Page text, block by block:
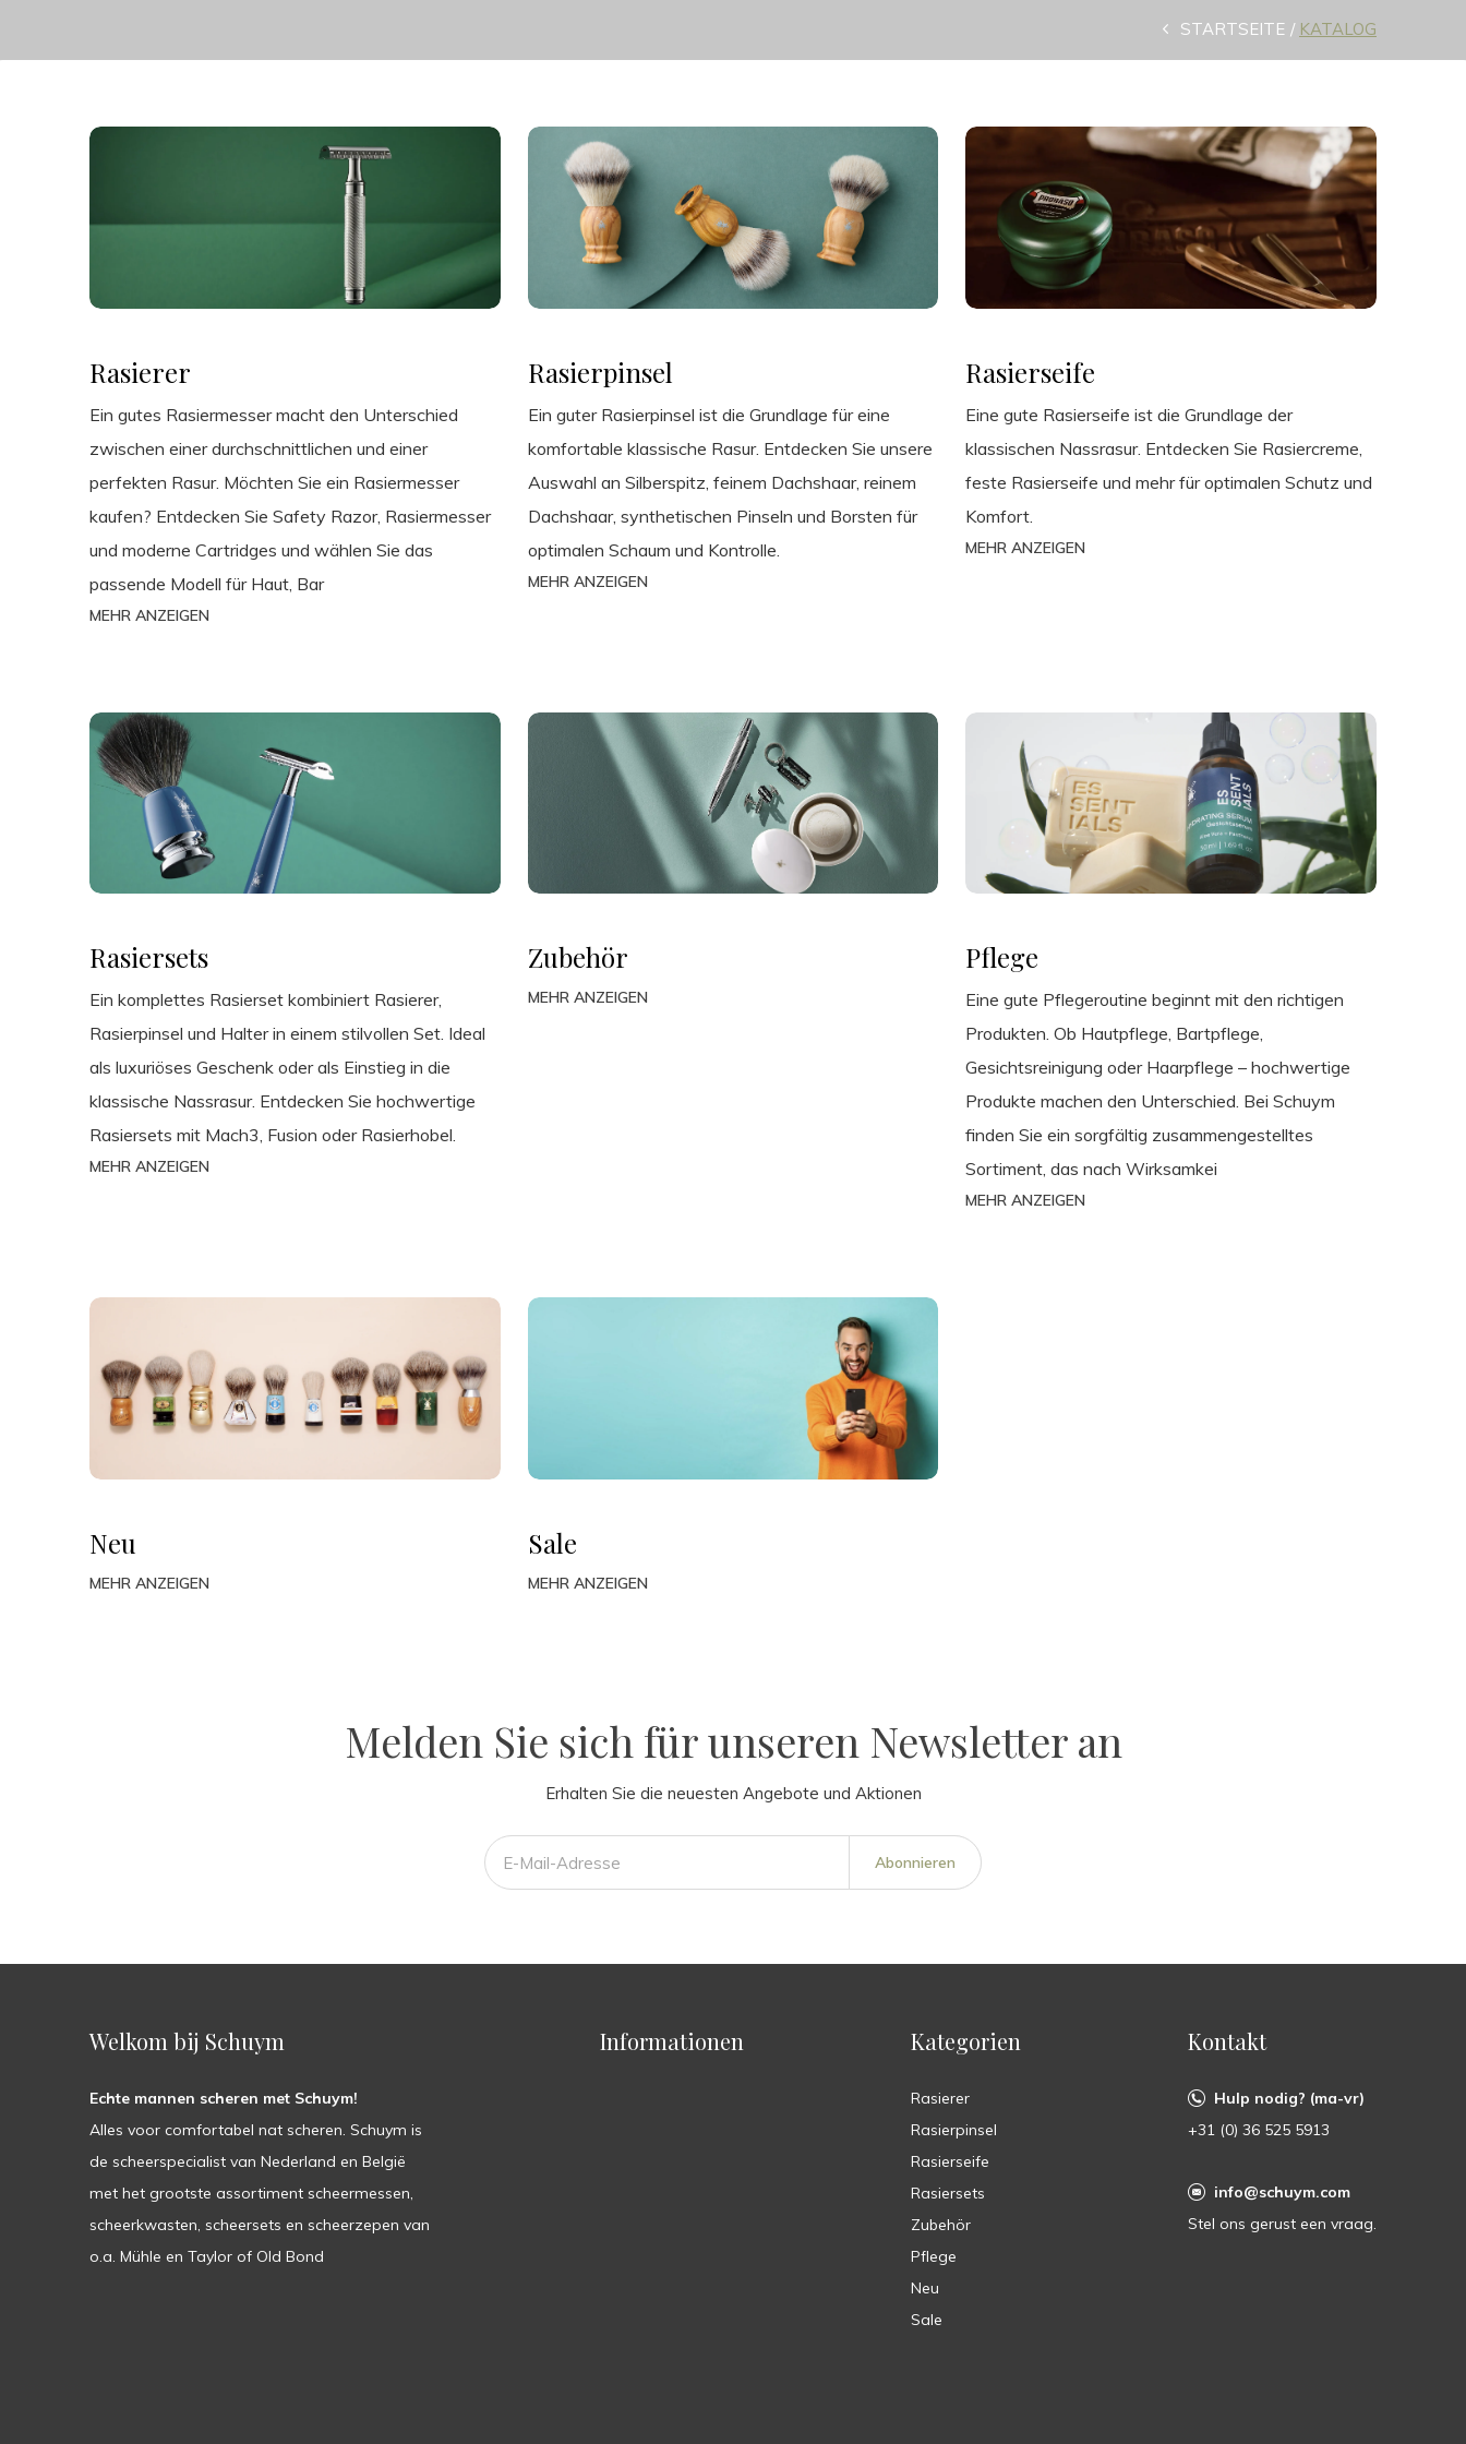
STARTSEITE KATALOG
Rasierer
Ein gutes Rasiermesser macht den Unterschied
zwischen einer durchschnittlichen und einer
perfekten Rasur. Möchten Sie ein Rasiermesser
kaufen? Entdecken Sie Safety Razor, Rasiermesser
und moderne Cartridges und wählen Sie das
passende Modell für Haut, Bar
MEHR ANZEIGEN
Rasierpinsel
Ein guter Rasierpinsel ist die Grundlage für eine
komfortable klassische Rasur. Entdecken Sie unsere
Auswahl an Silberspitz, feinem Dachshaar, reinem
Dachshaar, synthetischen Pinseln und Borsten für
optimalen Schaum und Kontrolle.
MEHR ANZEIGEN
Rasierseife
Eine gute Rasierseife ist die Grundlage der
klassischen Nassrasur. Entdecken Sie Rasiercreme,
feste Rasierseife und mehr für optimalen Schutz und
Komfort.
MEHR ANZEIGEN
Rasiersets
Ein komplettes Rasierset kombiniert Rasierer,
Rasierpinsel und Halter in einem stilvollen Set. Ideal
als luxuriöses Geschenk oder als Einstieg in die
klassische Nassrasur. Entdecken Sie hochwertige
Rasiersets mit Mach3, Fusion oder Rasierhobel.
MEHR ANZEIGEN
Zubehör
MEHR ANZEIGEN
Pflege
Eine gute Pflegeroutine beginnt mit den richtigen
Produkten. Ob Hautpflege, Bartpflege,
Gesichtsreinigung oder Haarpflege – hochwertige
Produkte machen den Unterschied. Bei Schuym
finden Sie ein sorgfältig zusammengestelltes
Sortiment, das nach Wirksamkei
MEHR ANZEIGEN
Neu
MEHR ANZEIGEN
Sale
MEHR ANZEIGEN
Melden Sie sich für unseren Newsletter an
Erhalten Sie die neuesten Angebote und Aktionen
Abonnieren
Welkom bij Schuym
Echte mannen scheren met Schuym!
Alles voor comfortabel nat scheren. Schuym is
de scheerspecialist van Nederland en België
met het grootste assortiment scheermessen,
scheerkwasten, scheersets en scheerzepen van
o.a. Mühle en Taylor of Old Bond
Informationen Kategorien
Rasierer
Rasierpinsel
Rasierseife
Rasiersets
Zubehör
Pflege
Neu
Sale
Kontakt
Hulp nodig? (ma-vr)
+31 (0) 36 525 5913
info@schuym.com
Stel ons gerust een vraag.